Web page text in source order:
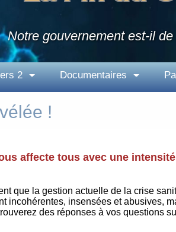
Notre gouvernement est-il
2 Documentaires
!
affecte tous avec une
que la gestion actuelle de la crise
incohérentes, insensées et abusives,
des réponses à vos questions